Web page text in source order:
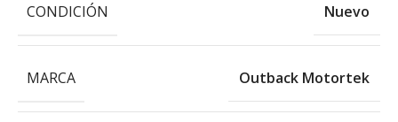
CONDICIÓN Nuevo
MARCA Outback Motortek